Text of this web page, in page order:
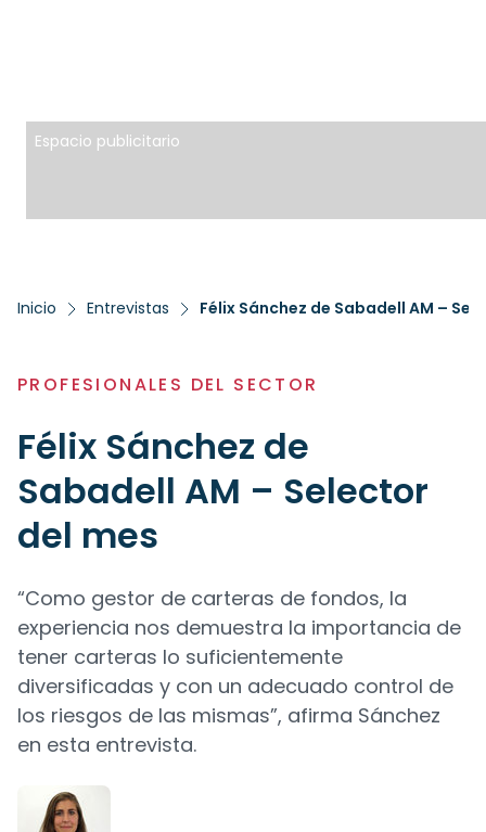
Espacio publicitario
Inicio Entrevistas Félix Sánchez de Sabadell AM –
PROFESIONALES DEL SECTOR
Félix Sánchez de
Sabadell AM – Selector
del mes
“Como gestor de carteras de fondos, la
experiencia nos demuestra la importancia de
tener carteras lo suficientemente
diversificadas y con un adecuado control de
los riesgos de las mismas”, afirma Sánchez
en esta entrevista.